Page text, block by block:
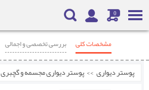
0
مشخصات کلی بررسی تخصصی و اجمالی
محصولات مرتبط
نظرات پوستر دیواری >> پوستر دیواری مجسمه و گچبری